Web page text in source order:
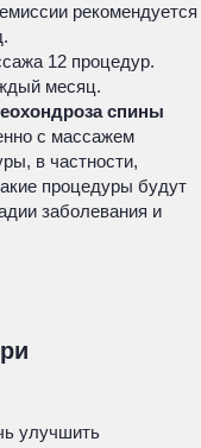
рекомендуется
12 процедур.
месяц.
спины
с массажем
в частности,
процедуры будут
заболевания и
улучшить